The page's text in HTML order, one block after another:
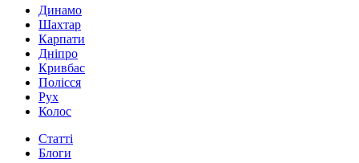
Динамо
Шахтар
Карпати
Дніпро
Кривбас
Полісся
Рух
Колос
Статті
Блоги